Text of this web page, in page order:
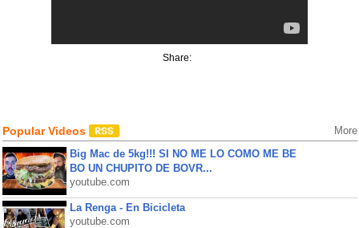
Share:
Popular Videos More
Big Mac de 5kg!!! SI NO ME LO COMO ME BE
BO UN CHUPITO DE BOVR...
youtube.com
La Renga - En Bicicleta
youtube.com